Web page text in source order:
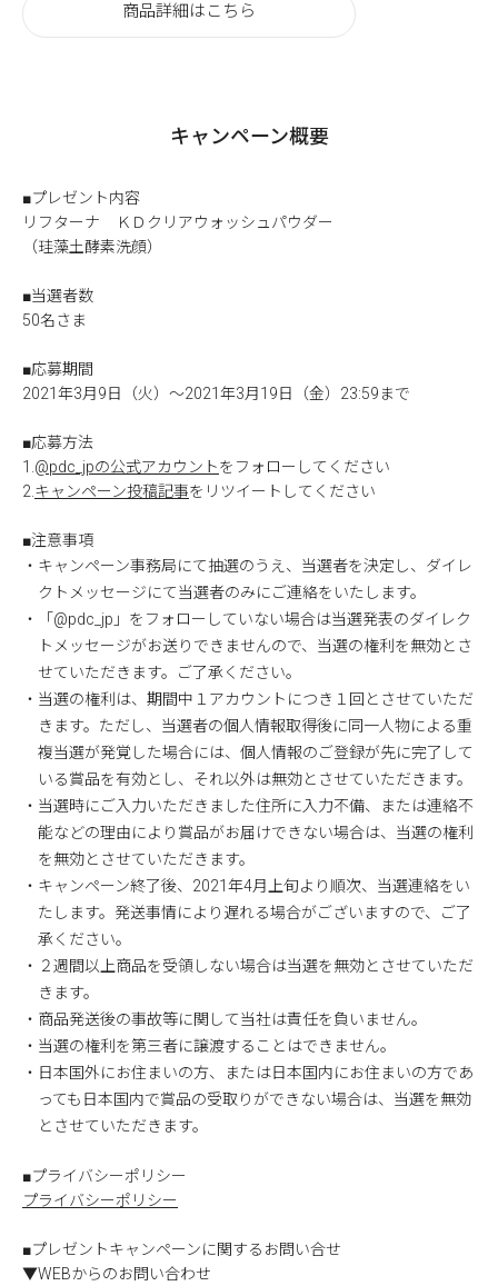
商品詳細はこちら
キャンペーン概要
■プレゼント内容
リフターナ ＫＤクリアウォッシュパウダー
（珪藻土酵素洗顔）
■当選者数
50名さま
■応募期間
2021年3月9日（火）～2021年3月19日（金）23:59まで
■応募方法
1.@pdc_jpの公式アカウントをフォローしてください
2.キャンペーン投稿記事をリツイートしてください
■注意事項
・キャンペーン事務局にて抽選のうえ、当選者を決定し、ダイレ
クトメッセージにて当選者のみにご連絡をいたします。
・「@pdc_jp」をフォローしていない場合は当選発表のダイレク
トメッセージがお送りできませんので、当選の権利を無効とさ
せていただきます。ご了承ください。
・当選の権利は、期間中１アカウントにつき１回とさせていただ
きます。ただし、当選者の個人情報取得後に同一人物による重
複当選が発覚した場合には、個人情報のご登録が先に完了して
いる賞品を有効とし、それ以外は無効とさせていただきます。
・当選時にご入力いただきました住所に入力不備、または連絡不
能などの理由により賞品がお届けできない場合は、当選の権利
を無効とさせていただきます。
・キャンペーン終了後、2021年4月上旬より順次、当選連絡をい
たします。発送事情により遅れる場合がございますので、ご了
承ください。
・２週間以上商品を受領しない場合は当選を無効とさせていただ
きます。
・商品発送後の事故等に関して当社は責任を負いません。
・当選の権利を第三者に譲渡することはできません。
・日本国外にお住まいの方、または日本国内にお住まいの方であ
っても日本国内で賞品の受取りができない場合は、当選を無効
とさせていただきます。
■プライバシーポリシー
プライバシーポリシー
■プレゼントキャンペーンに関するお問い合せ
▼WEBからのお問い合わせ